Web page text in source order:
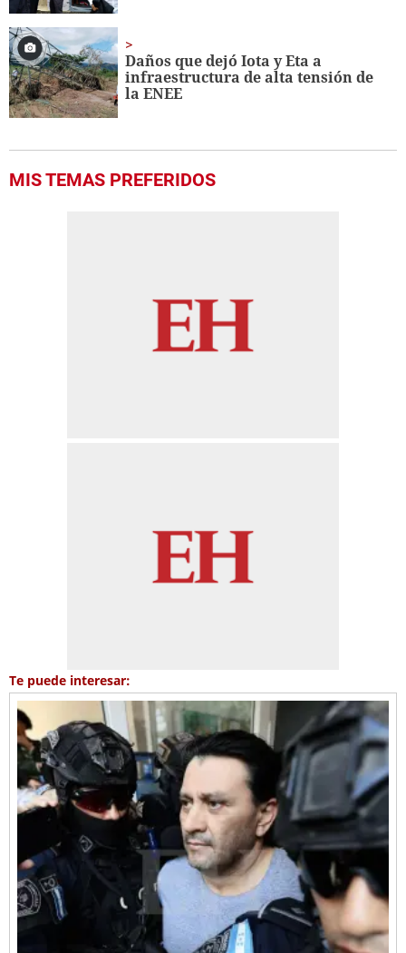
Daños que dejó Iota y Eta a
infraestructura de alta tensión de
la ENEE
MIS TEMAS PREFERIDOS
Te puede interesar: